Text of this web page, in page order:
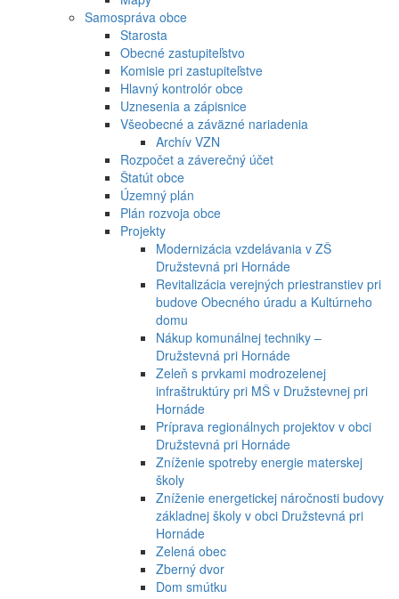
Samospráva obce
Starosta
Obecné zastupiteľstvo
Komisie pri zastupiteľstve
Hlavný kontrolór obce
Uznesenia a zápisnice
Všeobecné a záväzné nariadenia
Archív VZN
Rozpočet a záverečný účet
Štatút obce
Územný plán
Plán rozvoja obce
Projekty
Modernizácia vzdelávania v ZŠ
Družstevná pri Hornáde
Revitalizácia verejných priestranstiev pri
budove Obecného úradu a Kultúrneho
domu
Nákup komunálnej techniky –
Družstevná pri Hornáde
Zeleň s prvkami modrozelenej
infraštruktúry pri MŠ v Družstevnej pri
Hornáde
Príprava regionálnych projektov v obci
Družstevná pri Hornáde
Zníženie spotreby energie materskej
školy
Zníženie energetickej náročnosti budovy
základnej školy v obci Družstevná pri
Hornáde
Zelená obec
Zberný dvor
Dom smútku